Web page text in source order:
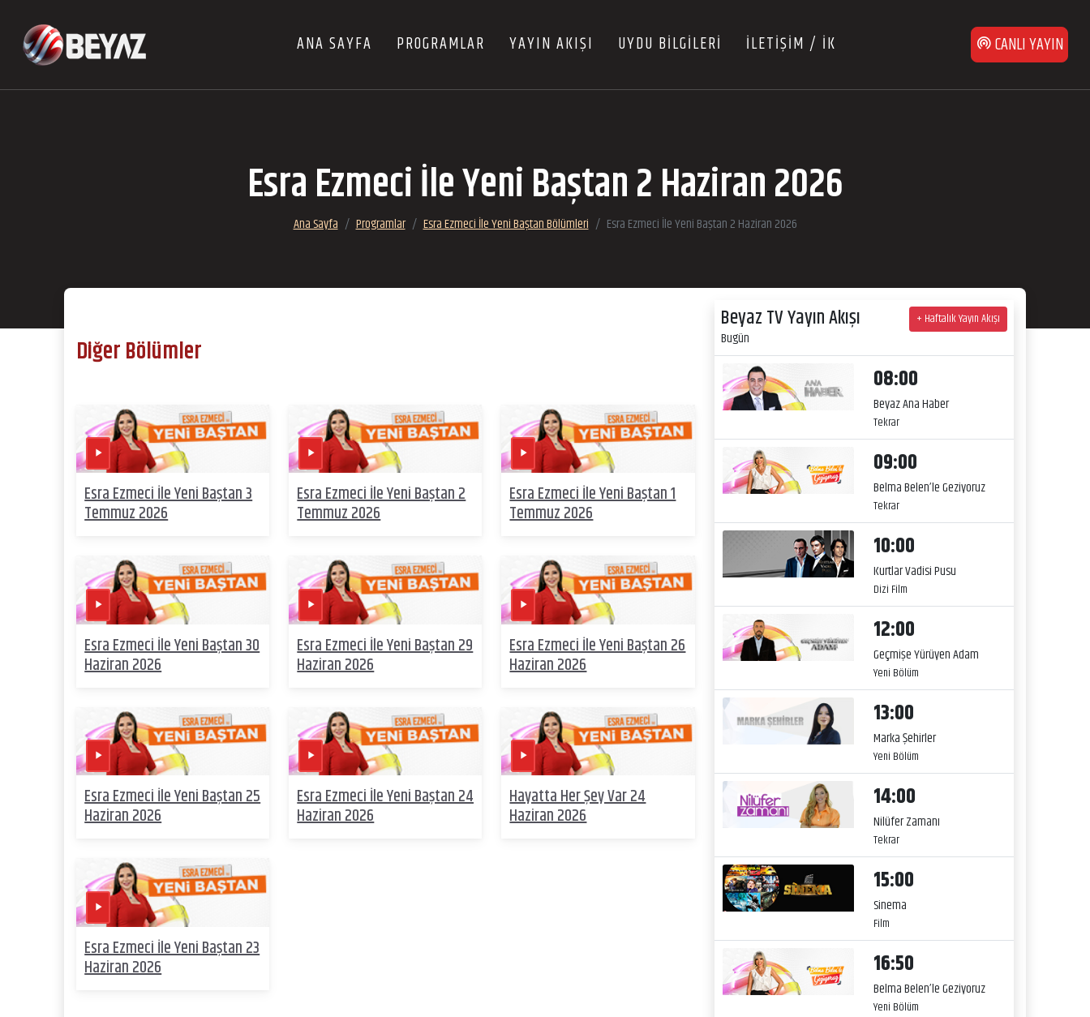
ANA SAYFA PROGRAMLAR YAYIN AKIŞI UYDU BİLGİLERİ İLETİŞİM / İK CANLI YAYIN
Esra Ezmeci İle Yeni Baştan 2 Haziran 2026
Ana Sayfa Programlar Esra Ezmeci İle Yeni Baştan Bölümleri Esra Ezmeci İle Yeni Baştan 2 Haziran 2026
Diğer Bölümler
Esra Ezmeci İle Yeni Baştan 3
Temmuz 2026
Esra Ezmeci İle Yeni Baştan 2
Temmuz 2026
Esra Ezmeci İle Yeni Baştan 1
Temmuz 2026
Esra Ezmeci İle Yeni Baştan 30
Haziran 2026
Esra Ezmeci İle Yeni Baştan 29
Haziran 2026
Esra Ezmeci İle Yeni Baştan 26
Haziran 2026
Esra Ezmeci İle Yeni Baştan 25
Haziran 2026
Esra Ezmeci İle Yeni Baştan 24
Haziran 2026
Hayatta Her Şey Var 24
Haziran 2026
Esra Ezmeci İle Yeni Baştan 23
Haziran 2026
Beyaz TV Yayın Akışı
Bugün
+ Haftalık Yayın Akışı
08:00
Beyaz Ana Haber
Tekrar
09:00
Belma Belen’le Geziyoruz
Tekrar
10:00
Kurtlar Vadisi Pusu
Dizi Film
12:00
Geçmişe Yürüyen Adam
Yeni Bölüm
13:00
Marka Şehirler
Yeni Bölüm
14:00
Nilüfer Zamanı
Tekrar
15:00
Sinema
Film
16:50
Belma Belen’le Geziyoruz
Yeni Bölüm